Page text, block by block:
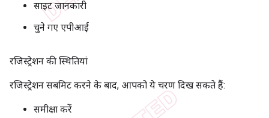
साइट जानकारी
चुने गए एपीआई
रजिस्ट्रेशन की स्थितियां
रजिस्ट्रेशन सबमिट करने के बाद, आपको ये चरण दिख सकते हैं:
समीक्षा करें